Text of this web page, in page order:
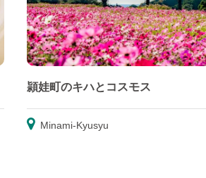
頴娃町のキハとコスモス
Minami-Kyusyu